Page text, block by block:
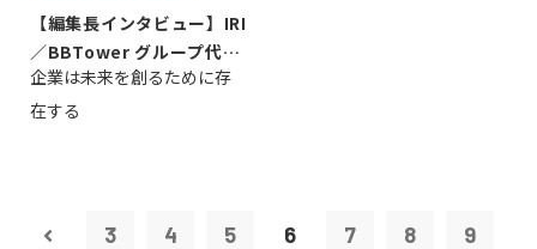
【編集長インタビュー】IRI
／BBTower グループ代表
藤...
企業は未来を創るために存
在する
3 4 5 6 7 8 9